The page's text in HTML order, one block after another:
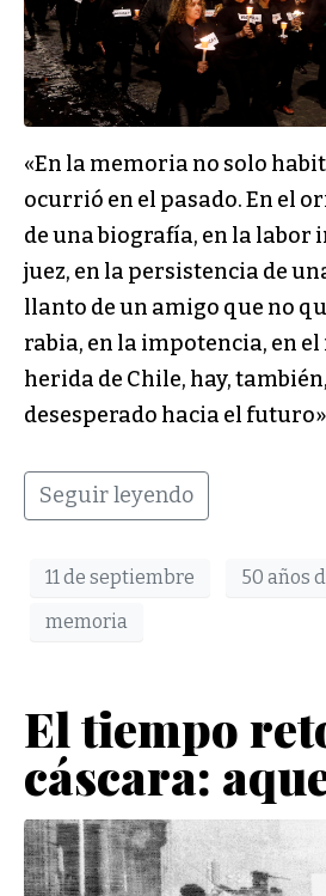
«En la memoria no solo
ocurrió en el pasado. En el
de una biografía, en la labor
juez, en la persistencia de
llanto de un amigo que no
rabia, en la impotencia, en el
herida de Chile, hay,
desesperado hacia el
Seguir leyendo
11 de septiembre
50 años
memoria
El tiempo
cáscara: